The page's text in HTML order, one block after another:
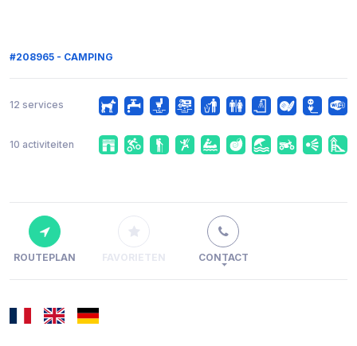
#208965 - CAMPING
12 services
10 activiteiten
ROUTEPLAN FAVORIETEN CONTACT